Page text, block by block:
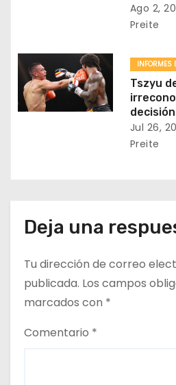
a
s
Ago 2,
Preite
INFORMES
Tszyu
Jul 26,
Preite
Deja una
Tu dirección de correo
publicada. Los campos
marcados con *
Comentario *